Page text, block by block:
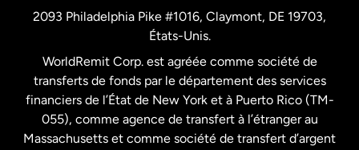
Pays-Bas
Royaume-Uni
Suède
2093 Philadelphia Pike #1016, Claymont, DE 19703,
États-Unis.
WorldRemit Corp. est agréée comme société de
transferts de fonds par le département des services
financiers de l’État de New York et à Puerto Rico (TM-
055), comme agence de transfert à l’étranger au
Massachusetts et comme société de transfert d’argent